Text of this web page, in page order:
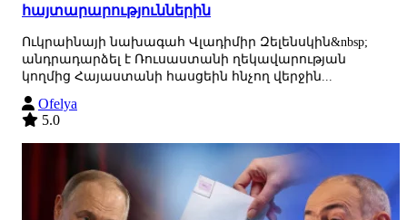
հայտարարություններին
Ուկրաինայի նախագահ Վլադիմիր Զելենսկին&nbsp;
անդրադարձել է Ռուսաստանի ղեկավարության
կողմից Հայաստանի հասցեին հնչող վերջին...
Ofelya
5.0